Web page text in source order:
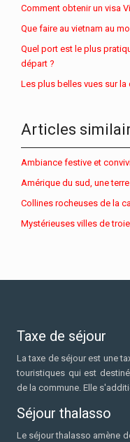
Comment obtenir un visa
Que faire au vietnam au
Quel port est le plus
départ ?
Les plus belles vues sur
Articles
Ambiance festive et
Amérique du sud, une
Collines rocheuses de la
Mystérieuses villes de
Taxe de séjour
La taxe de séjour est une
touristiques qui est
de la commune. Elle
Séjour thalasso
Le séjour thalasso amène